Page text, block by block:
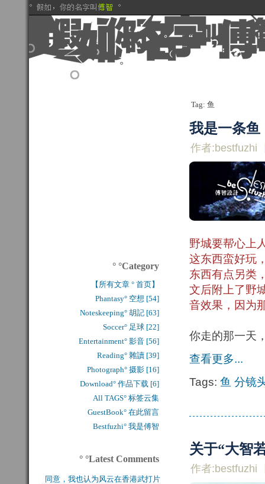
Tag: 鱼
我是一条鱼
作者:bestfuzhi
野城要帮心上
这东西蛮好玩
东西有点另类
文后附上了野
音效果，因为
你走的那一天
查看更多...
Tags: 鱼 分镜
关于“大智
作者:bestfuzhi
° °Category
【所有文章 ° 首页】
Phantasy° 空想 [54]
Noteskeeping° 胡記 [63]
Soccer° 足球 [22]
Entertainment° 影音 [56]
Reading° 雜讀 [39]
Photograph° 摄影 [16]
Download° 作品下载 [6]
All TAGS° 标签云集
GuestBook° 在此留言
Bestfuzhi° 我是傅智
° °Latest Comments
同意，我也认为风云在香港武打片